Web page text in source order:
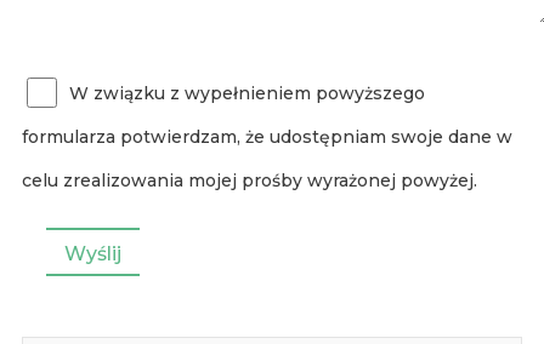
W związku z wypełnieniem powyższego
formularza potwierdzam, że udostępniam swoje dane w
celu zrealizowania mojej prośby wyrażonej powyżej.